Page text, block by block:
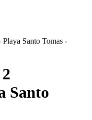
Santo Tomas -
Santo